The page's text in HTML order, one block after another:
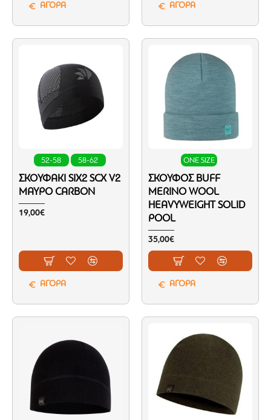
ΑΓΟΡΑ ΑΓΟΡΑ
52-58 58-62
ΣΚΟΥΦΆΚΙ SIX2 SCX V2
ΜΑΎΡΟ CARBON
19,00€
ΑΓΟΡΑ
ONE SIZE
ΣΚΟΎΦΟΣ BUFF
MERINO WOOL
HEAVYWEIGHT SOLID
POOL
35,00€
ΑΓΟΡΑ